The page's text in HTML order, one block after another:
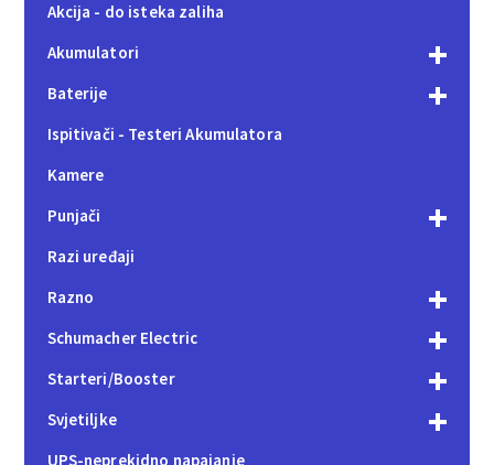
Akcija - do isteka zaliha
Akumulatori
Baterije
Ispitivači - Testeri Akumulatora
Kamere
Punjači
Razi uređaji
Razno
Schumacher Electric
Starteri/Booster
Svjetiljke
UPS-neprekidno napajanje